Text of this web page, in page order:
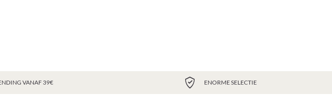
VANAF 39€ ENORME SELECTIE